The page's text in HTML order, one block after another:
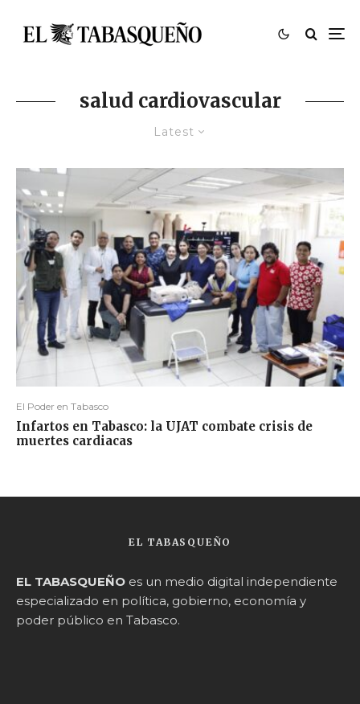
salud cardiovascular
Latest
El Poder en Tabasco
Infartos en Tabasco: la UJAT combate crisis de
muertes cardiacas
EL TABASQUEÑO
EL TABASQUEÑO es un medio digital independiente
especializado en política, gobierno, economía y
poder público en Tabasco.